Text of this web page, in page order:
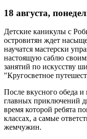
18 августа,
Детские каникулы с
островитян ждет
научатся мастерски
настоящую саблю
занятий по искусству
"Кругосветное
После вкусного обеда
главных приключений
время которой ребята
классах, а самые
жемчужин.